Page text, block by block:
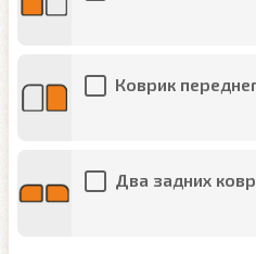
Коврик
Два задних